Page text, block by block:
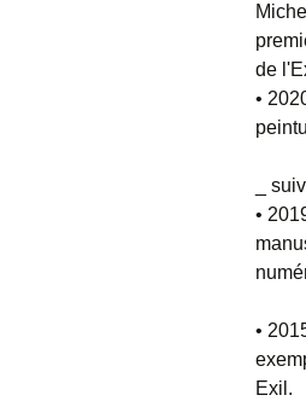
de
•
_
•
•
Exil.